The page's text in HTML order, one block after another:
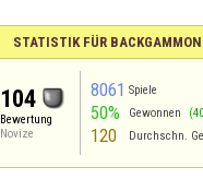
STATISTIK FÜR BACKGAMMON
104
Bewertung
Novize
8061 Spiele
50% Gewonnen
120 Durchschn.